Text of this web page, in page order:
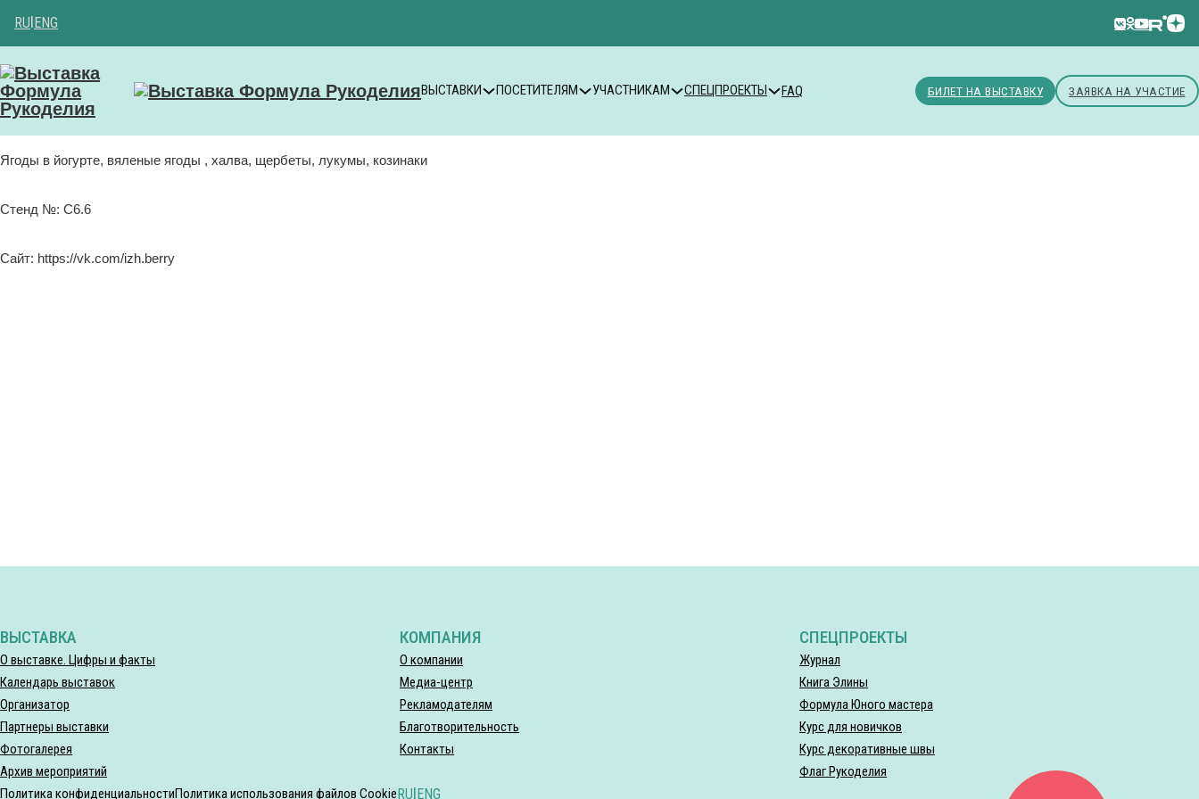
RU ENG
ВЫСТАВКИ ПОСЕТИТЕЛЯМ УЧАСТНИКАМ СПЕЦПРОЕКТЫ FAQ БИЛЕТ НА ВЫСТАВКУ ЗАЯВКА НА УЧАСТИЕ
Ягоды в йогурте, вяленые ягоды , халва, щербеты, лукумы, козинаки
Стенд №: C6.6
Сайт: https://vk.com/izh.berry
ВЫСТАВКА
О выставке. Цифры и факты
Календарь выставок
Организатор
Партнеры выставки
Фотогалерея
Архив мероприятий
КОМПАНИЯ
О компании
Медиа-центр
Рекламодателям
Благотворительность
Контакты
СПЕЦПРОЕКТЫ
Журнал
Книга Элины
Формула Юного мастера
Курс для новичков
Курс декоративные швы
Флаг Рукоделия
Политика конфиденциальностиПолитика использования файлов CookieRU|ENG